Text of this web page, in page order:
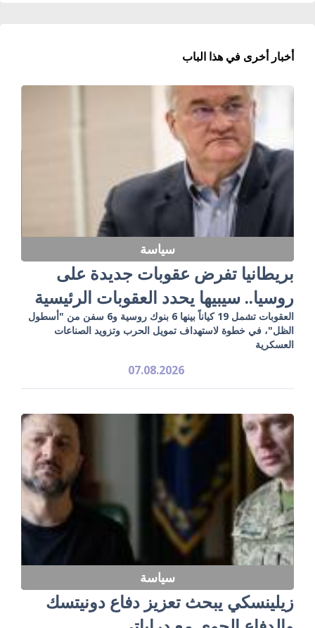
أخبار أخرى في هذا الباب
سياسة
بريطانيا تفرض عقوبات جديدة على
روسيا.. سيبيها يحدد العقوبات الرئيسية
العقوبات تشمل 19 كياناً بينها 6 بنوك روسية و6 سفن من "أسطول
الظل"، في خطوة لاستهداف تمويل الحرب وتزويد الصناعات
العسكرية
07.08.2026
سياسة
زيلينسكي يبحث تعزيز دفاع دونيتسك